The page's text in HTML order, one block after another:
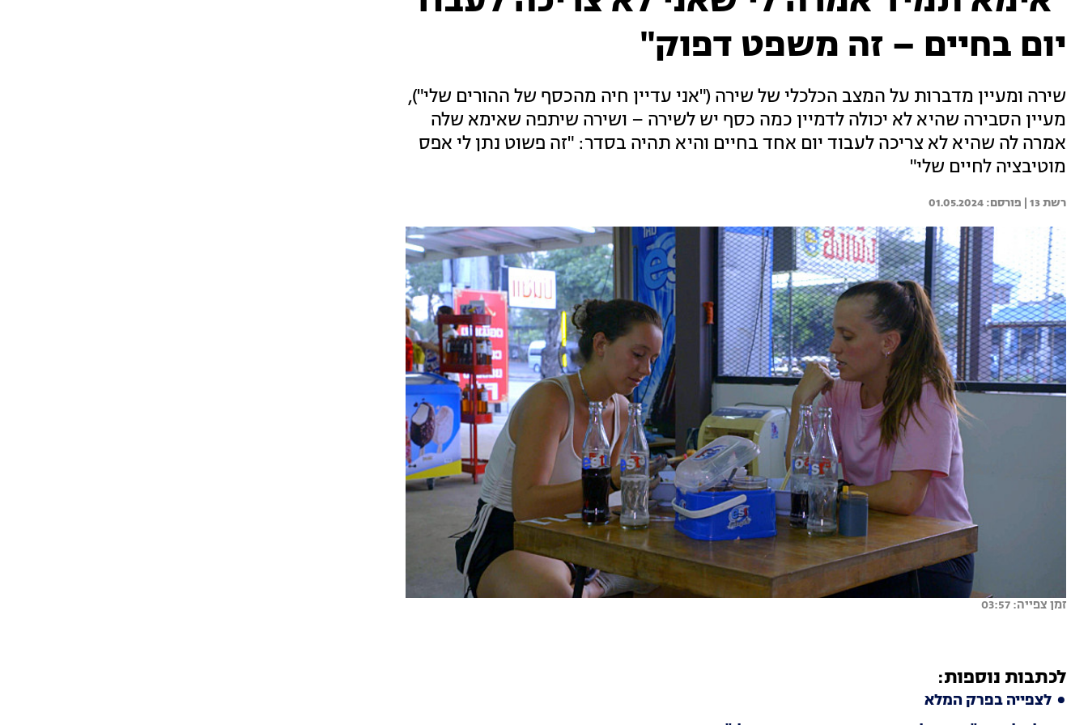
יום בחיים – זה משפט דפוק"
שירה ומעיין מדברות על המצב הכלכלי של שירה ("אני עדיין חיה מהכסף של ההורים שלי"),
מעיין הסבירה שהיא לא יכולה לדמיין כמה כסף יש לשירה – ושירה שיתפה שאימא שלה
אמרה לה שהיא לא צריכה לעבוד יום אחד בחיים והיא תהיה בסדר: "זה פשוט נתן לי אפס
מוטיבציה לחיים שלי"
רשת 13 | 01.05.2024
זמן צפייה: 03:57
לכתבות נוספות:
לצפייה בפרק המלא